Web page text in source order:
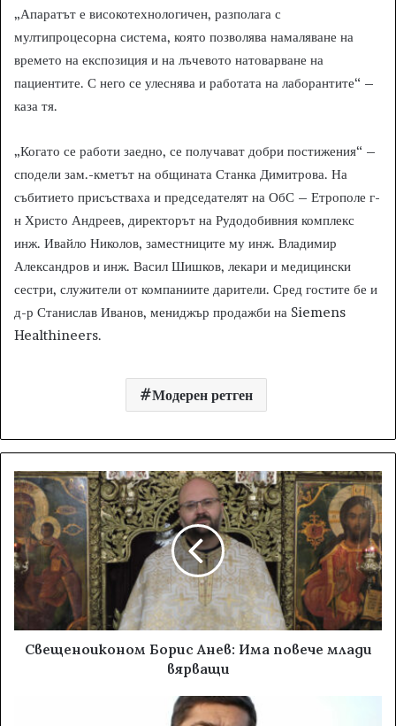
„Апаратът е високотехнологичен, разполага с
мултипроцесорна система, която позволява намаляване на
времето на експозиция и на лъчевото натоварване на
пациентите. С него се улеснява и работата на лаборантите“ –
каза тя.
„Когато се работи заедно, се получават добри постижения“ –
сподели зам.-кметът на общината Станка Димитрова. На
събитието присъстваха и председателят на ОбС – Етрополе г-
н Христо Андреев, директорът на Рудодобивния комплекс
инж. Ивайло Николов, заместниците му инж. Владимир
Александров и инж. Васил Шишков, лекари и медицински
сестри, служители от компаниите дарители. Сред гостите бе и
д-р Станислав Иванов, мениджър продажби на Siemens
Healthineers.
Модерен ретген
Свещеноиконом Борис Анев: Има повече млади
вярващи